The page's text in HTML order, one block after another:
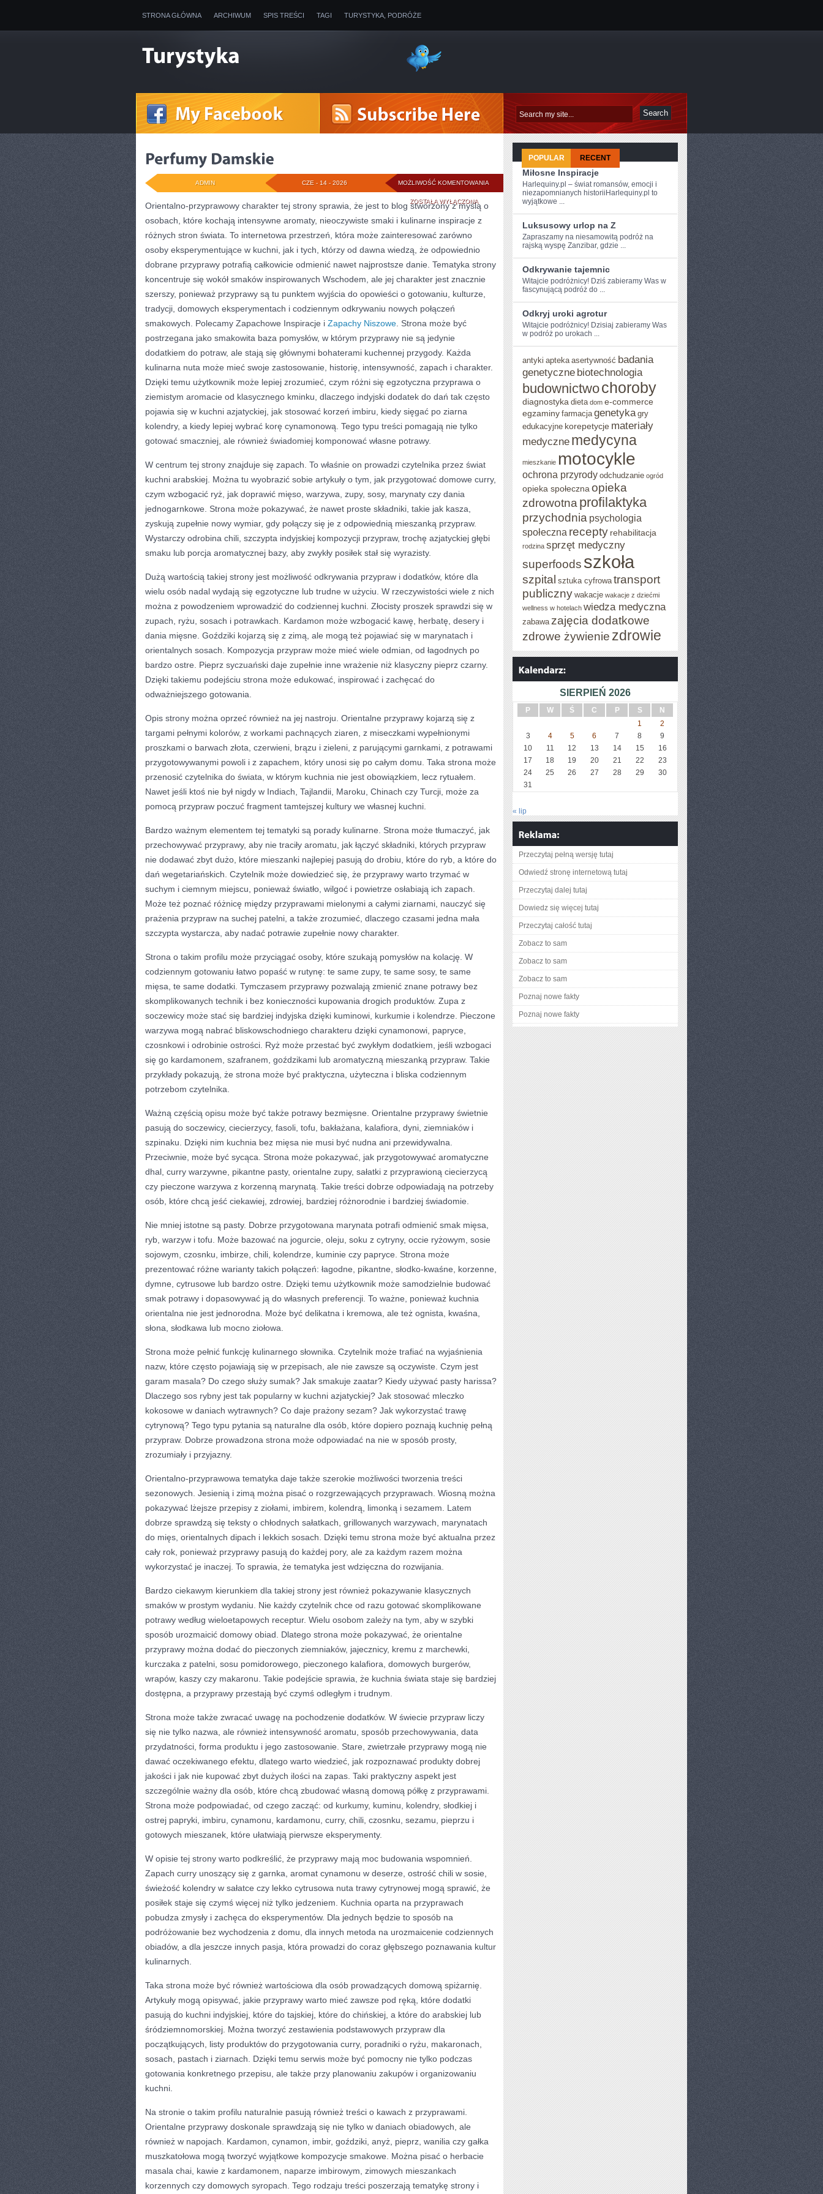
STRONA GŁÓWNA ARCHIWUM SPIS TREŚCI TAGI TURYSTYKA, PODRÓŻE
MOŻLIWOŚĆ KOMENTOWANIA PERFUMY
DAMSKIE
ZOSTAŁA WYŁĄCZONA
CZE - 14 - 2026
ADMIN
Orientalno-przyprawowy charakter tej strony sprawia, że jest to blog stworzony z myślą o
osobach, które kochają intensywne aromaty, nieoczywiste smaki i kulinarne inspiracje z
różnych stron świata. To internetowa przestrzeń, która może zainteresować zarówno
osoby eksperymentujące w kuchni, jak i tych, którzy od dawna wiedzą, że odpowiednio
dobrane przyprawy potrafią całkowicie odmienić nawet najprostsze danie. Tematyka strony
koncentruje się wokół smaków inspirowanych Wschodem, ale jej charakter jest znacznie
szerszy, ponieważ przyprawy są tu punktem wyjścia do opowieści o gotowaniu, kulturze,
tradycji, domowych eksperymentach i codziennym odkrywaniu nowych połączeń
smakowych. Polecamy Zapachowe Inspiracje i Zapachy Niszowe . Strona może być
postrzegana jako smakowita baza pomysłów, w którym przyprawy nie są jedynie
dodatkiem do potraw, ale stają się głównymi bohaterami kuchennej przygody. Każda
kulinarna nuta może mieć swoje zastosowanie, historię, intensywność, zapach i charakter.
Dzięki temu użytkownik może lepiej zrozumieć, czym różni się egzotyczna przyprawa o
ziemistym aromacie od klasycznego kminku, dlaczego indyjski dodatek do dań tak często
pojawia się w kuchni azjatyckiej, jak stosować korzeń imbiru, kiedy sięgać po ziarna
kolendry, a kiedy lepiej wybrać korę cynamonową. Tego typu treści pomagają nie tylko
gotować smaczniej, ale również świadomiej komponować własne potrawy.
W centrum tej strony znajduje się zapach. To właśnie on prowadzi czytelnika przez świat
kuchni arabskiej. Można tu wyobrazić sobie artykuły o tym, jak przygotować domowe curry,
czym wzbogacić ryż, jak doprawić mięso, warzywa, zupy, sosy, marynaty czy dania
jednogarnkowe. Strona może pokazywać, że nawet proste składniki, takie jak kasza,
zyskują zupełnie nowy wymiar, gdy połączy się je z odpowiednią mieszanką przypraw.
Wystarczy odrobina chili, szczypta indyjskiej kompozycji przypraw, trochę azjatyckiej głębi
smaku lub porcja aromatycznej bazy, aby zwykły posiłek stał się wyrazisty.
Dużą wartością takiej strony jest możliwość odkrywania przypraw i dodatków, które dla
wielu osób nadal wydają się egzotyczne lub trudne w użyciu. W rzeczywistości wiele z nich
można z powodzeniem wprowadzić do codziennej kuchni. Złocisty proszek sprawdzi się w
zupach, ryżu, sosach i potrawkach. Kardamon może wzbogacić kawę, herbatę, desery i
dania mięsne. Goździki kojarzą się z zimą, ale mogą też pojawiać się w marynatach i
orientalnych sosach. Kompozycja przypraw może mieć wiele odmian, od łagodnych po
bardzo ostre. Pieprz syczuański daje zupełnie inne wrażenie niż klasyczny pieprz czarny.
Dzięki takiemu podejściu strona może edukować, inspirować i zachęcać do
odważniejszego gotowania.
Opis strony można oprzeć również na jej nastroju. Orientalne przyprawy kojarzą się z
targami pełnymi kolorów, z workami pachnących ziaren, z miseczkami wypełnionymi
proszkami o barwach złota, czerwieni, brązu i zieleni, z parującymi garnkami, z potrawami
przygotowywanymi powoli i z zapachem, który unosi się po całym domu. Taka strona może
przenosić czytelnika do świata, w którym kuchnia nie jest obowiązkiem, lecz rytuałem.
Nawet jeśli ktoś nie był nigdy w Indiach, Tajlandii, Maroku, Chinach czy Turcji, może za
pomocą przypraw poczuć fragment tamtejszej kultury we własnej kuchni.
Bardzo ważnym elementem tej tematyki są porady kulinarne. Strona może tłumaczyć, jak
przechowywać przyprawy, aby nie traciły aromatu, jak łączyć składniki, których przypraw
nie dodawać zbyt dużo, które mieszanki najlepiej pasują do drobiu, które do ryb, a które do
dań wegetariańskich. Czytelnik może dowiedzieć się, że przyprawy warto trzymać w
suchym i ciemnym miejscu, ponieważ światło, wilgoć i powietrze osłabiają ich zapach.
Może też poznać różnicę między przyprawami mielonymi a całymi ziarnami, nauczyć się
prażenia przypraw na suchej patelni, a także zrozumieć, dlaczego czasami jedna mała
szczypta wystarcza, aby nadać potrawie zupełnie nowy charakter.
Strona o takim profilu może przyciągać osoby, które szukają pomysłów na kolację. W
codziennym gotowaniu łatwo popaść w rutynę: te same zupy, te same sosy, te same
mięsa, te same dodatki. Tymczasem przyprawy pozwalają zmienić znane potrawy bez
skomplikowanych technik i bez konieczności kupowania drogich produktów. Zupa z
soczewicy może stać się bardziej indyjska dzięki kuminowi, kurkumie i kolendrze. Pieczone
warzywa mogą nabrać bliskowschodniego charakteru dzięki cynamonowi, papryce,
czosnkowi i odrobinie ostrości. Ryż może przestać być zwykłym dodatkiem, jeśli wzbogaci
się go kardamonem, szafranem, goździkami lub aromatyczną mieszanką przypraw. Takie
przykłady pokazują, że strona może być praktyczna, użyteczna i bliska codziennym
potrzebom czytelnika.
Ważną częścią opisu może być także potrawy bezmięsne. Orientalne przyprawy świetnie
pasują do soczewicy, ciecierzycy, fasoli, tofu, bakłażana, kalafiora, dyni, ziemniaków i
szpinaku. Dzięki nim kuchnia bez mięsa nie musi być nudna ani przewidywalna.
Przeciwnie, może być sycąca. Strona może pokazywać, jak przygotowywać aromatyczne
dhal, curry warzywne, pikantne pasty, orientalne zupy, sałatki z przyprawioną ciecierzycą
czy pieczone warzywa z korzenną marynatą. Takie treści dobrze odpowiadają na potrzeby
osób, które chcą jeść ciekawiej, zdrowiej, bardziej różnorodnie i bardziej świadomie.
Nie mniej istotne są pasty. Dobrze przygotowana marynata potrafi odmienić smak mięsa,
ryb, warzyw i tofu. Może bazować na jogurcie, oleju, soku z cytryny, occie ryżowym, sosie
sojowym, czosnku, imbirze, chili, kolendrze, kuminie czy papryce. Strona może
prezentować różne warianty takich połączeń: łagodne, pikantne, słodko-kwaśne, korzenne,
dymne, cytrusowe lub bardzo ostre. Dzięki temu użytkownik może samodzielnie budować
smak potrawy i dopasowywać ją do własnych preferencji. To ważne, ponieważ kuchnia
orientalna nie jest jednorodna. Może być delikatna i kremowa, ale też ognista, kwaśna,
słona, słodkawa lub mocno ziołowa.
Strona może pełnić funkcję kulinarnego słownika. Czytelnik może trafiać na wyjaśnienia
nazw, które często pojawiają się w przepisach, ale nie zawsze są oczywiste. Czym jest
garam masala? Do czego służy sumak? Jak smakuje zaatar? Kiedy używać pasty harissa?
Dlaczego sos rybny jest tak popularny w kuchni azjatyckiej? Jak stosować mleczko
kokosowe w daniach wytrawnych? Co daje prażony sezam? Jak wykorzystać trawę
cytrynową? Tego typu pytania są naturalne dla osób, które dopiero poznają kuchnię pełną
przypraw. Dobrze prowadzona strona może odpowiadać na nie w sposób prosty,
zrozumiały i przyjazny.
Orientalno-przyprawowa tematyka daje także szerokie możliwości tworzenia treści
sezonowych. Jesienią i zimą można pisać o rozgrzewających przyprawach. Wiosną można
pokazywać lżejsze przepisy z ziołami, imbirem, kolendrą, limonką i sezamem. Latem
dobrze sprawdzą się teksty o chłodnych sałatkach, grillowanych warzywach, marynatach
do mięs, orientalnych dipach i lekkich sosach. Dzięki temu strona może być aktualna przez
cały rok, ponieważ przyprawy pasują do każdej pory, ale za każdym razem można
wykorzystać je inaczej. To sprawia, że tematyka jest wdzięczna do rozwijania.
Bardzo ciekawym kierunkiem dla takiej strony jest również pokazywanie klasycznych
smaków w prostym wydaniu. Nie każdy czytelnik chce od razu gotować skomplikowane
potrawy według wieloetapowych receptur. Wielu osobom zależy na tym, aby w szybki
sposób urozmaicić domowy obiad. Dlatego strona może pokazywać, że orientalne
przyprawy można dodać do pieczonych ziemniaków, jajecznicy, kremu z marchewki,
kurczaka z patelni, sosu pomidorowego, pieczonego kalafiora, domowych burgerów,
wrapów, kaszy czy makaronu. Takie podejście sprawia, że kuchnia świata staje się bardziej
dostępna, a przyprawy przestają być czymś odległym i trudnym.
Strona może także zwracać uwagę na pochodzenie dodatków. W świecie przypraw liczy
się nie tylko nazwa, ale również intensywność aromatu, sposób przechowywania, data
przydatności, forma produktu i jego zastosowanie. Stare, zwietrzałe przyprawy mogą nie
dawać oczekiwanego efektu, dlatego warto wiedzieć, jak rozpoznawać produkty dobrej
jakości i jak nie kupować zbyt dużych ilości na zapas. Taki praktyczny aspekt jest
szczególnie ważny dla osób, które chcą zbudować własną domową półkę z przyprawami.
Strona może podpowiadać, od czego zacząć: od kurkumy, kuminu, kolendry, słodkiej i
ostrej papryki, imbiru, cynamonu, kardamonu, curry, chili, czosnku, sezamu, pieprzu i
gotowych mieszanek, które ułatwiają pierwsze eksperymenty.
W opisie tej strony warto podkreślić, że przyprawy mają moc budowania wspomnień.
Zapach curry unoszący się z garnka, aromat cynamonu w deserze, ostrość chili w sosie,
świeżość kolendry w sałatce czy lekko cytrusowa nuta trawy cytrynowej mogą sprawić, że
posiłek staje się czymś więcej niż tylko jedzeniem. Kuchnia oparta na przyprawach
pobudza zmysły i zachęca do eksperymentów. Dla jednych będzie to sposób na
podróżowanie bez wychodzenia z domu, dla innych metoda na urozmaicenie codziennych
obiadów, a dla jeszcze innych pasja, która prowadzi do coraz głębszego poznawania kultur
kulinarnych.
Taka strona może być również wartościowa dla osób prowadzących domową spiżarnię.
Artykuły mogą opisywać, jakie przyprawy warto mieć zawsze pod ręką, które dodatki
pasują do kuchni indyjskiej, które do tajskiej, które do chińskiej, a które do arabskiej lub
śródziemnomorskiej. Można tworzyć zestawienia podstawowych przypraw dla
początkujących, listy produktów do przygotowania curry, poradniki o ryżu, makaronach,
sosach, pastach i ziarnach. Dzięki temu serwis może być pomocny nie tylko podczas
gotowania konkretnego przepisu, ale także przy planowaniu zakupów i organizowaniu
kuchni.
Na stronie o takim profilu naturalnie pasują również treści o kawach z przyprawami.
Orientalne przyprawy doskonale sprawdzają się nie tylko w daniach obiadowych, ale
również w napojach. Kardamon, cynamon, imbir, goździki, anyż, pieprz, wanilia czy gałka
muszkatołowa mogą tworzyć wyjątkowe kompozycje smakowe. Można pisać o herbacie
masala chai, kawie z kardamonem, naparze imbirowym, zimowych mieszankach
korzennych czy domowych syropach. Tego rodzaju treści poszerzają tematykę strony i
POPULAR RECENT
Miłosne Inspiracje
Harlequiny.pl – świat romansów, emocji i
niezapomnianych historiiHarlequiny.pl to
wyjątkowe ...
Luksusowy urlop na Z
Zapraszamy na niesamowitą podróż na
rajską wyspę Zanzibar, gdzie ...
Odkrywanie tajemnic
Witajcie podróżnicy! Dziś zabieramy Was w
fascynującą podróż do ...
Odkryj uroki agrotur
Witajcie podróżnicy! Dzisiaj zabieramy Was
w ‌podróż po urokach ...
antyki apteka asertywność badania
genetyczne biotechnologia
budownictwochoroby
diagnostyka dieta dom e-commerce
egzaminy farmacja genetyka gry
edukacyjne korepetycje materiały
medyczne medycyna
mieszkanie motocykle
ochrona przyrody odchudzanie ogród
opieka społeczna opieka
zdrowotna profilaktyka
przychodnia psychologia
społeczna recepty rehabilitacja
rodzina sprzęt medyczny
superfoods szkoła
szpital sztuka cyfrowa transport
publiczny wakacje wakacje z dziećmi
wellness w hotelach wiedza medyczna
zabawa zajęcia dodatkowe
zdrowe żywienie zdrowie
SIERPIEŃ 2026
P W Ś C P S
N
1
2
3
4 5 6 7 8
9
10
11 12 13 14 15
16
17
18 19 20 21 22
23
24
25 26 27 28 29
30
31
« lip
Przeczytaj pełną wersję tutaj
Odwiedź stronę internetową tutaj
Przeczytaj dalej tutaj
Dowiedz się więcej tutaj
Przeczytaj całość tutaj
Zobacz to sam
Zobacz to sam
Zobacz to sam
Poznaj nowe fakty
Poznaj nowe fakty